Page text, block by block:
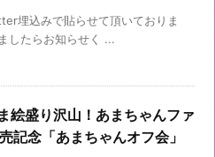
埋込みで貼らせて頂いておりま
したらお知らせく ...
絵盛り沢山！あまちゃんファ
記念「あまちゃんオフ会」